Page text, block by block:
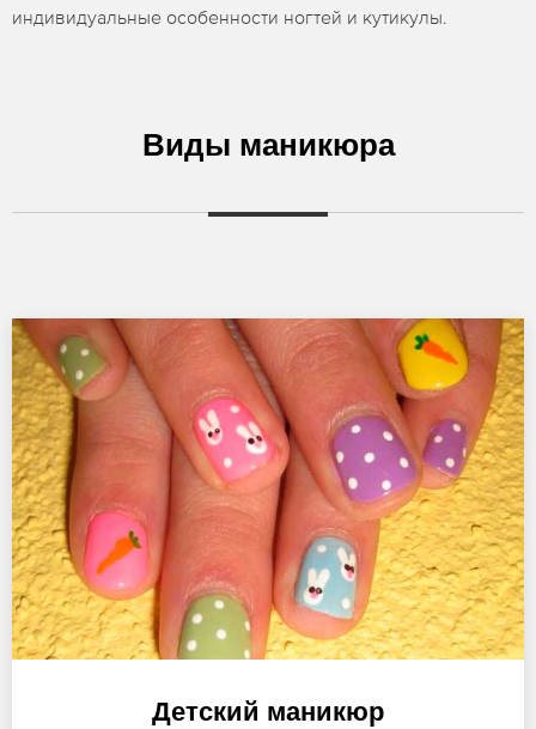
индивидуальные особенности ногтей и кутикулы.
Виды маникюра
Детский маникюр